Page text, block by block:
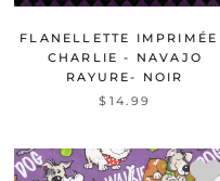
FLANELLETTE IMPRIMÉE
CHARLIE - NAVAJO
RAYURE- NOIR
$14.99